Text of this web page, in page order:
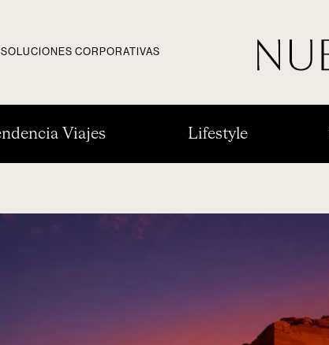
SOLUCIONES CORPORATIVAS
Viajes Lifestyle